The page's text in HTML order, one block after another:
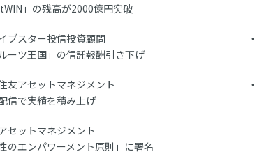
」の残高が2000億円突破
ブスター投信投資顧問
ルーツ王国」の信託報酬引き下げ
友アセットマネジメント
信で実績を積み上げ
セットマネジメント
性のエンパワーメント原則」に署名